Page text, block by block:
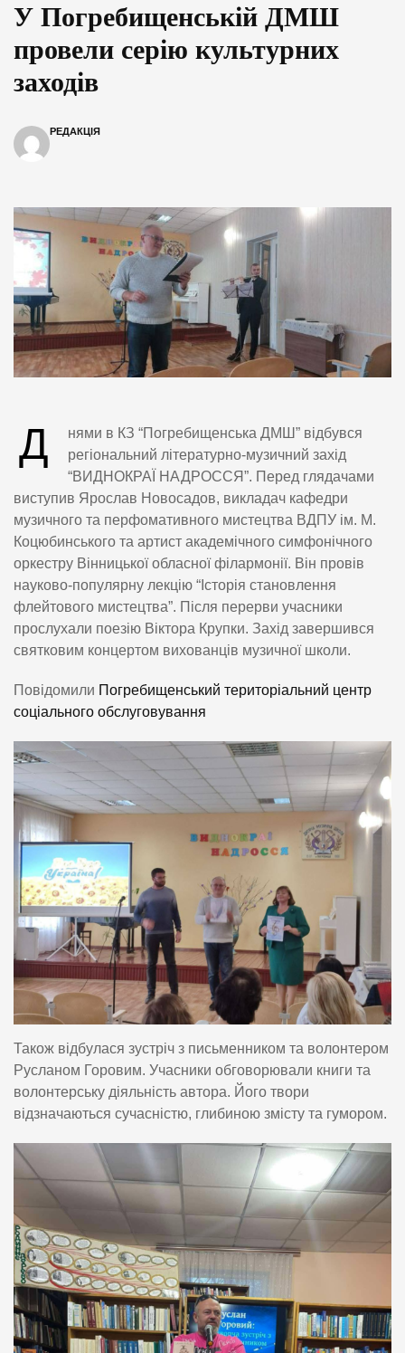
У Погребищенській ДМШ
провели серію культурних
заходів
РЕДАКЦІЯ
Д
нями в КЗ “Погребищенська ДМШ” відбувся
регіональний літературно-музичний захід
“ВИДНОКРАЇ НАДРОССЯ”. Перед глядачами
виступив Ярослав Новосадов, викладач кафедри
музичного та перфомативного мистецтва ВДПУ ім. М.
Коцюбинського та артист академічного симфонічного
оркестру Вінницької обласної філармонії. Він провів
науково-популярну лекцію “Історія становлення
флейтового мистецтва”. Після перерви учасники
прослухали поезію Віктора Крупки. Захід завершився
святковим концертом вихованців музичної школи.
Повідомили Погребищенський територіальний центр
соціального обслуговування
Також відбулася зустріч з письменником та волонтером
Русланом Горовим. Учасники обговорювали книги та
волонтерську діяльність автора. Його твори
відзначаються сучасністю, глибиною змісту та гумором.